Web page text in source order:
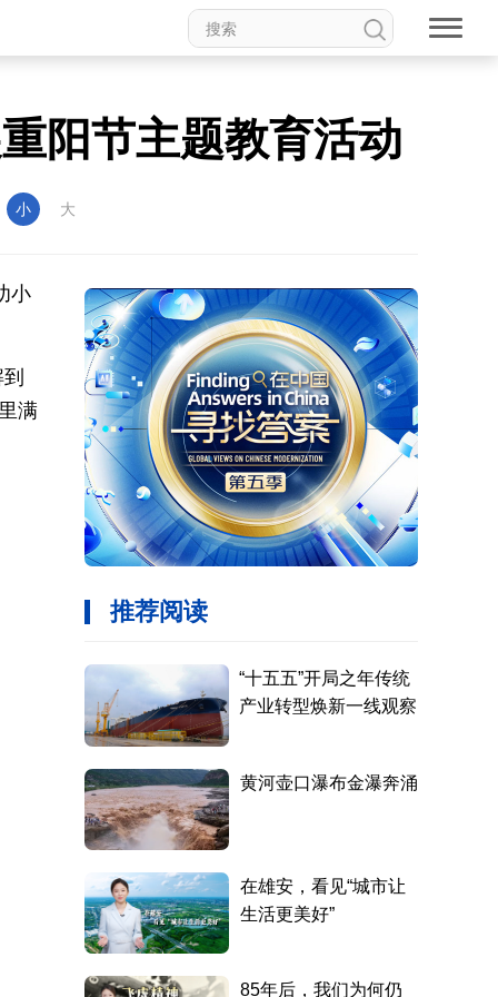
阳节主题教育活动
小 大
小
满